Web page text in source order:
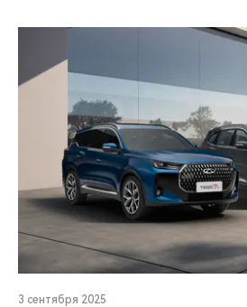
3 сентября 2025